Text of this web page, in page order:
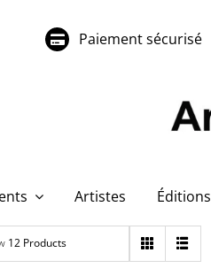
Paiement sécurisé
Artistes Éditions
12 Products